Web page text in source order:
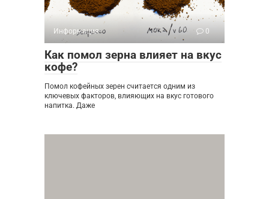
Информация 0
Как помол зерна влияет на вкус
кофе?
Помол кофейных зерен считается одним из
ключевых факторов, влияющих на вкус готового
напитка. Даже